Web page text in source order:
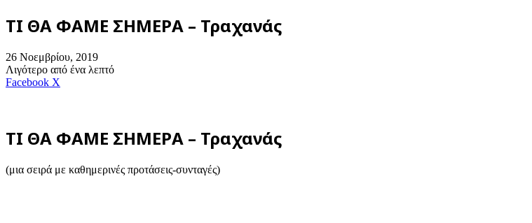
ΤΙ ΘΑ ΦΑΜΕ ΣΗΜΕΡΑ – Τραχανάς
26 Νοεμβρίου, 2019
Λιγότερο από ένα λεπτό
Facebook X
ΤΙ ΘΑ ΦΑΜΕ ΣΗΜΕΡΑ – Τραχανάς
(μια σειρά με καθημερινές προτάσεις-συνταγές)